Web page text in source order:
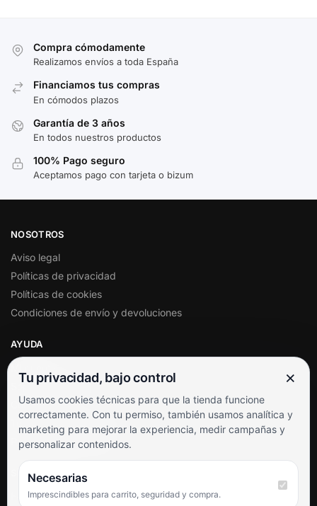
Compra cómodamente
Realizamos envíos a toda España
Financiamos tus compras
En cómodos plazos
Garantía de 3 años
En todos nuestros productos
100% Pago seguro
Aceptamos pago con tarjeta o bizum
NOSOTROS
Aviso legal
Políticas de privacidad
Políticas de cookies
Condiciones de envío y devoluciones
AYUDA
Soporte al cliente
Contacto
Términos y condiciones
Preguntas frecuentes
SÍGUENOS
Facebook
Tu privacidad, bajo control ×
Usamos cookies técnicas para que la tienda funcione
correctamente. Con tu permiso, también usamos analítica y
marketing para mejorar la experiencia, medir campañas y
personalizar contenidos.
Necesarias
Imprescindibles para carrito, seguridad y compra.